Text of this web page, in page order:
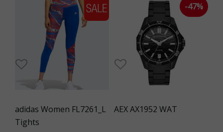
adidas Women FL7261_L
Tights
AEX AX1952 WAT
-47%